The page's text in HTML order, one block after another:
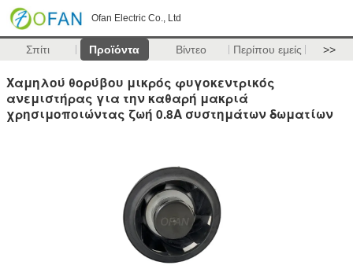
Ofan Electric Co., Ltd
Σπίτι Προϊόντα Βίντεο Περίπου εμείς >>
Χαμηλού θορύβου μικρός φυγοκεντρικός
ανεμιστήρας για την καθαρή μακριά
χρησιμοποιώντας ζωή 0.8A συστημάτων δωματίων